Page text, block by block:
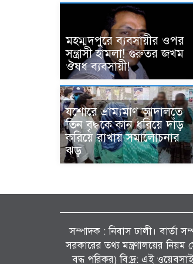
মহম্মদপুরে ব্যবসায়ীর ওপর
সন্ত্রাসী হামলা! গুরুতর জখম
ঔষধ ব্যবসায়ী!
যশোরে ভ্রাম্যমাণ আদালতে
তিন বৃদ্ধকে কান ধরিয়ে দাঁড়
করিয়ে রাখায় সমালোচনার
ঝড়
সম্পাদক : নিবাস ঢালী। বার্তা
সরকারের তথ্য মন্ত্রণালয়ের নিয়ম
বদ্ধ পরিকর) বি:দ্র: এই